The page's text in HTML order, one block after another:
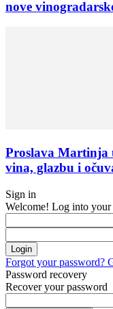
nove
Proslava Martinja
vina, glazbu i
Sign in
Welcome! Log into your
Forgot your password?
Password recovery
Recover your password